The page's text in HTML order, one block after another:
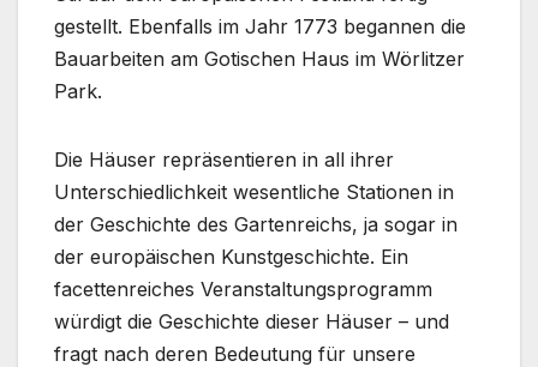
gestellt. Ebenfalls im Jahr 1773 begannen die
Bauarbeiten am Gotischen Haus im Wörlitzer
Park.
Die Häuser repräsentieren in all ihrer
Unterschiedlichkeit wesentliche Stationen in
der Geschichte des Gartenreichs, ja sogar in
der europäischen Kunstgeschichte. Ein
facettenreiches Veranstaltungsprogramm
würdigt die Geschichte dieser Häuser – und
fragt nach deren Bedeutung für unsere